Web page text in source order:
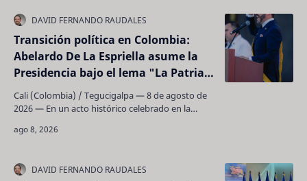
Transición política en Colombia:
Abelardo De La Espriella asume la
Presidencia bajo el lema "La Patria
Milagro"
Cali (Colombia) / Tegucigalpa — 8 de agosto de
2026 — En un acto histórico celebrado en la
preside…